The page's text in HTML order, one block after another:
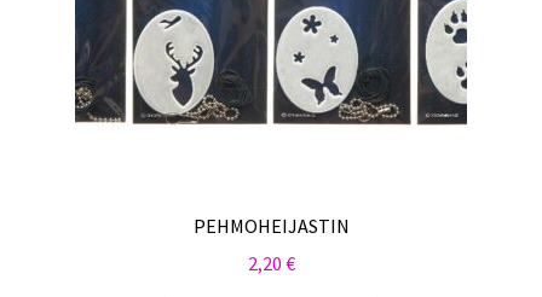
PEHMOHEIJASTIN
2,20 €